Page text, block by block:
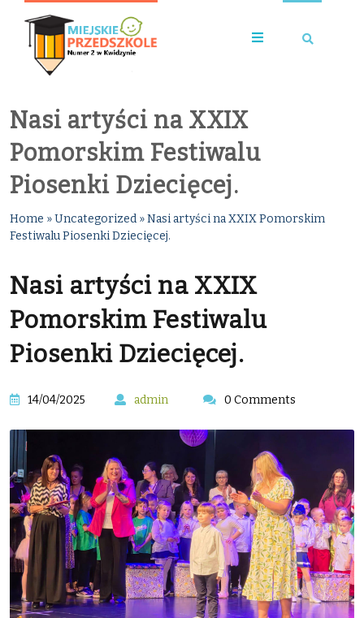
Nasi artyści na XXIX
Pomorskim Festiwalu
Piosenki Dziecięcej.
Home »Uncategorized »Nasi artyści na XXIX Pomorskim
Festiwalu Piosenki Dziecięcej.
Nasi artyści na XXIX
Pomorskim Festiwalu
Piosenki Dziecięcej.
14/04/2025 admin 0 Comments